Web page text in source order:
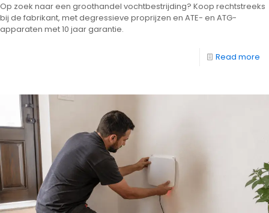
Op zoek naar een groothandel vochtbestrijding? Koop rechtstreeks
bij de fabrikant, met degressieve proprijzen en ATE- en ATG-
apparaten met 10 jaar garantie.
Read more